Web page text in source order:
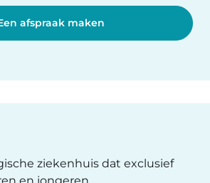
afspraak maken
ziekenhuis dat exclusief